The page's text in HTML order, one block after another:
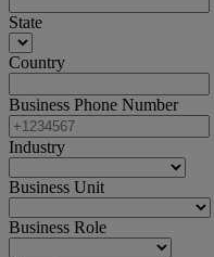
State
Country
Business Phone Number
Industry
Business Unit
Business Role